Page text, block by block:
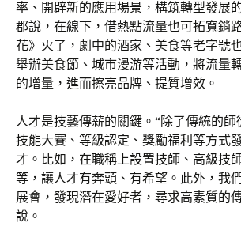
率、開辟新的應用場景，構筑轉型發展
郡說，在線下，借熱點流量也可拓寬銷
花》火了，劇中的酒家、美食等老字號
舉辦美食節、城市漫游等活動，將流量
的增量，進而擦亮品牌、提質增效。
人才是技藝傳薪的關鍵。“除了傳統的
技能大賽、等級認定、獎勵福利等方式
才。比如，在職稱上設置技師、高級技
等，讓人才有奔頭、有希望。此外，我
展會，發現潛在愛好者，尋求高素質的
說。